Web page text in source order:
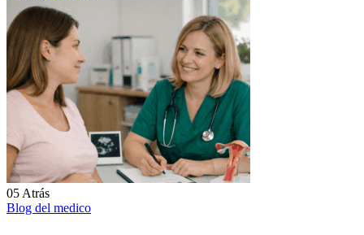
05 Atrás
Blog del medico